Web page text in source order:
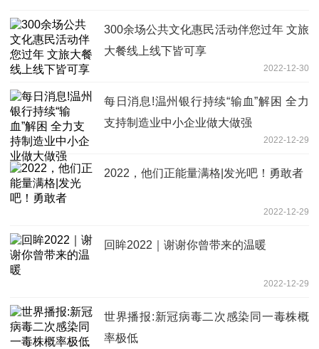
300余场公共文化惠民活动伴您过年 文旅
大餐线上线下皆可享
2022-12-30
每日消息!温州银行持续“输血”解困 全力
支持制造业中小企业做大做强
2022-12-29
2022，他们正能量满格|发光吧！勇敢者
2022-12-29
回眸2022｜谢谢你曾带来的温暖
2022-12-29
世界播报:新冠病毒二次感染同一毒株概
率极低